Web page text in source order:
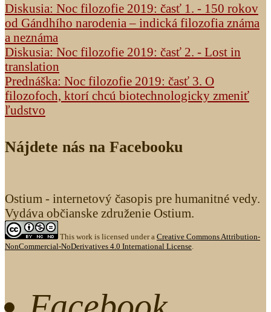
Diskusia: Noc filozofie 2019: časť 1. - 150 rokov
od Gándhího narodenia – indická filozofia známa
a neznáma
Diskusia: Noc filozofie 2019: časť 2. - Lost in
translation
Prednáška: Noc filozofie 2019: časť 3. O
filozofoch, ktorí chcú biotechnologicky zmeniť
ľudstvo
Nájdete nás na Facebooku
Ostium - internetový časopis pre humanitné vedy.
Vydáva občianske združenie Ostium.
This work is licensed under a Creative Commons Attribution-
NonCommercial-NoDerivatives 4.0 International License.